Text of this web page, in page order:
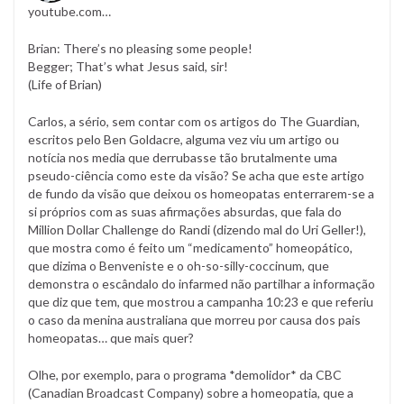
youtube.com…
Brian: There’s no pleasing some people!
Begger; That’s what Jesus said, sir!
(Life of Brian)
Carlos, a sério, sem contar com os artigos do The Guardian,
escritos pelo Ben Goldacre, alguma vez viu um artigo ou
notícia nos media que derrubasse tão brutalmente uma
pseudo-ciência como este da visão? Se acha que este artigo
de fundo da visão que deixou os homeopatas enterrarem-se a
si próprios com as suas afirmações absurdas, que fala do
Million Dollar Challenge do Randi (dizendo mal do Uri Geller!),
que mostra como é feito um “medicamento” homeopático,
que dizima o Benveniste e o oh-so-silly-coccinum, que
demonstra o escândalo do infarmed não partilhar a informação
que diz que tem, que mostrou a campanha 10:23 e que referiu
o caso da menina australiana que morreu por causa dos pais
homeopatas… que mais quer?
Olhe, por exemplo, para o programa *demolidor* da CBC
(Canadian Broadcast Company) sobre a homeopatia, que a